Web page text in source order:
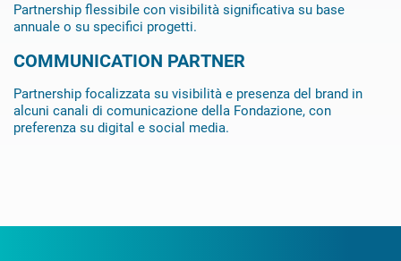
Partnership flessibile con visibilità significativa su base
annuale o su specifici progetti.
COMMUNICATION PARTNER
Partnership focalizzata su visibilità e presenza del brand in
alcuni canali di comunicazione della Fondazione, con
preferenza su digital e social media.